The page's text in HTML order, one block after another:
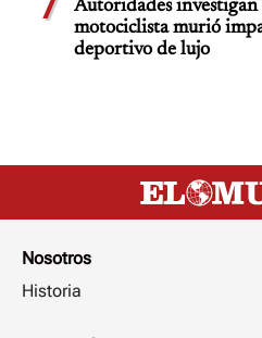
Autoridades investigan
motociclista murió
deportivo de lujo
Nosotros
Historia